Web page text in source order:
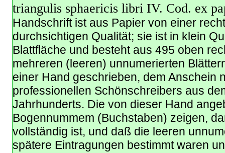
triangulis sphaericis libri IV. Cod. ex
Handschrift ist aus Papier von einer
durchsichtigen Qualität; sie ist in klein
Blattfläche und besteht aus 495 oben
mehreren (leeren) unnumerierten
einer Hand geschrieben, dem Anschein
professionellen Schönschreibers aus
Jahrhunderts. Die von dieser Hand
Bogennummem (Buchstaben) zeigen,
vollständig ist, und daß die leeren
spätere Eintragungen bestimmt waren